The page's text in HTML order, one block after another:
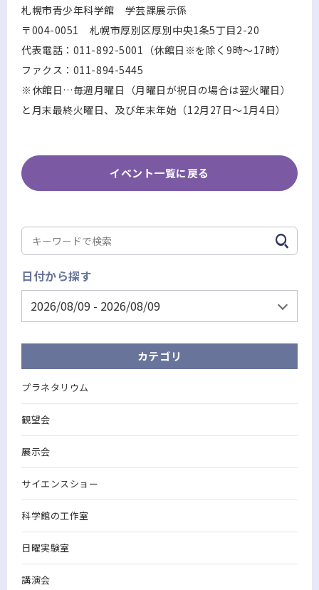
札幌市青少年科学館 学芸課展示係
〒004-0051 札幌市厚別区厚別中央1条5丁目2-20
代表電話：011-892-5001（休館日※を除く9時～17時）
ファクス：011-894-5445
※休館日…毎週月曜日（月曜日が祝日の場合は翌火曜日）
と月末最終火曜日、及び年末年始（12月27日～1月4日）
イベント一覧に戻る
日付から探す
カテゴリ
プラネタリウム
観望会
展示会
サイエンスショー
科学館の工作室
日曜実験室
講演会